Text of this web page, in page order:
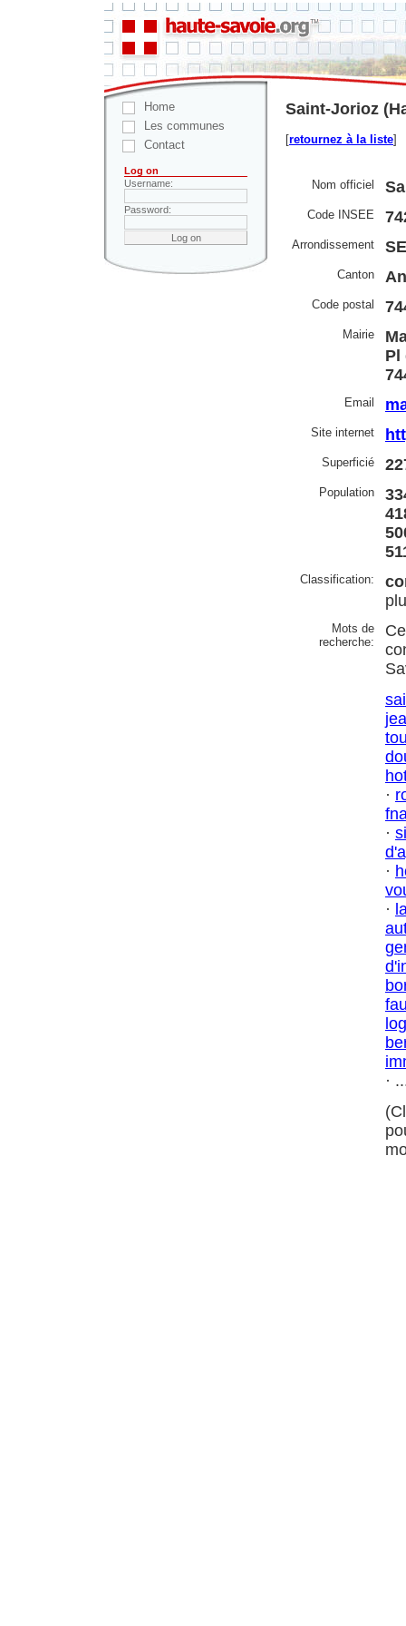
Home
Les communes
Contact
Log on
Username:
Password:
Saint-Jorioz
[retournez à la liste]
Nom officiel
Code INSEE
Arrondissement
Canton
Code postal
Mairie
Pl
Email
Site internet
Superficié
Population
Classification:
Mots de
recherche:
·
·
·
·
·